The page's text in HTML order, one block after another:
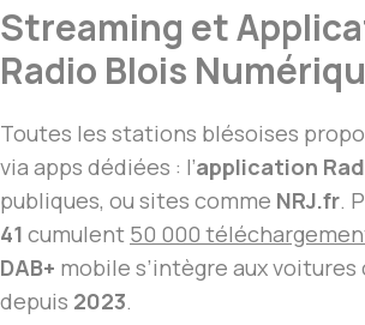
Streaming et
Radio Blois
Toutes les stations blésoises
via apps dédiées : l’application
publiques, ou sites comme NRJ.fr.
41 cumulent 50 000
DAB+ mobile s’intègre aux
depuis 2023.